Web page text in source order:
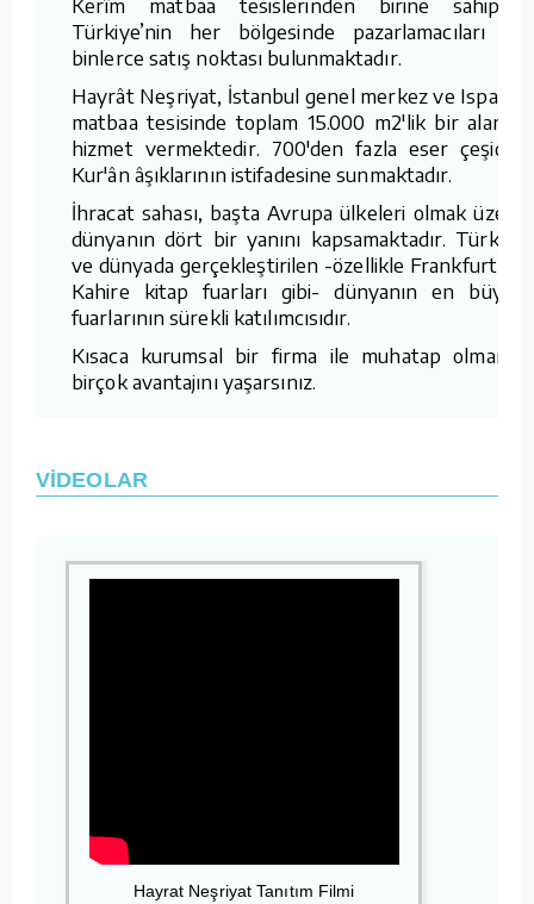
Türkiye’nin her bölgesinde pazarlamacıları ve
binlerce satış noktası bulunmaktadır.
Hayrât Neşriyat, İstanbul genel merkez ve Isparta
matbaa tesisinde toplam 15.000 m2'lik bir alanda
hizmet vermektedir. 700'den fazla eser çeşidini
Kur'ân âşıklarının istifadesine sunmaktadır.
İhracat sahası, başta Avrupa ülkeleri olmak üzere
dünyanın dört bir yanını kapsamaktadır. Türkiye
ve dünyada gerçekleştirilen -özellikle Frankfurt ve
Kahire kitap fuarları gibi- dünyanın en büyük
fuarlarının sürekli katılımcısıdır.
Kısaca kurumsal bir firma ile muhatap olmanın
birçok avantajını yaşarsınız.
VİDEOLAR
Hayrat Neşriyat Tanıtım Filmi